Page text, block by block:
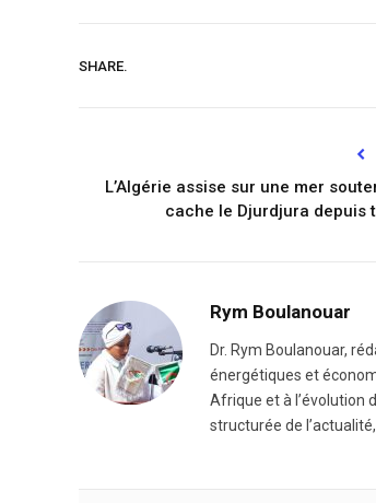
SHARE.
L’Algérie assise sur une mer
cache le Djurdjura depuis
Rym Boulanouar
Dr. Rym Boulanouar,
énergétiques et
Afrique et à l’évolution
structurée de